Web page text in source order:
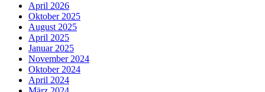
April 2026
Oktober 2025
August 2025
April 2025
Januar 2025
November 2024
Oktober 2024
April 2024